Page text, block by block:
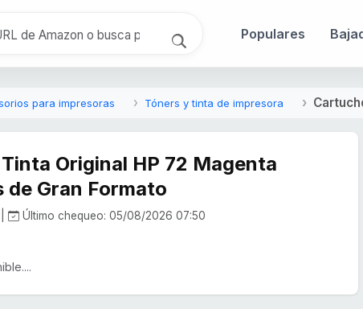
Populares
para impresoras Tóners y tinta de impresora
Original HP 72 Magenta
Gran Formato
| Último chequeo: 05/08/2026 07:50